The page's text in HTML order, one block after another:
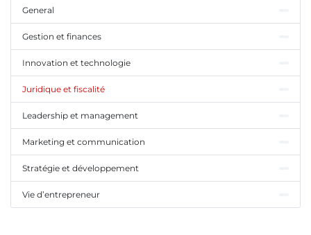
General
Gestion et finances
Innovation et technologie
Juridique et fiscalité
Leadership et management
Marketing et communication
Stratégie et développement
Vie d’entrepreneur